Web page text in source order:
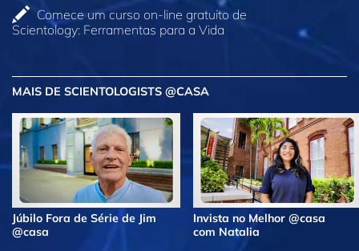
Comece um curso on‑line gratuito de
Scientology: Ferramentas para a Vida
MAIS DE SCIENTOLOGISTS @CASA
Júbilo Fora de Série de Jim
@casa
Invista no Melhor @casa
com Natalia